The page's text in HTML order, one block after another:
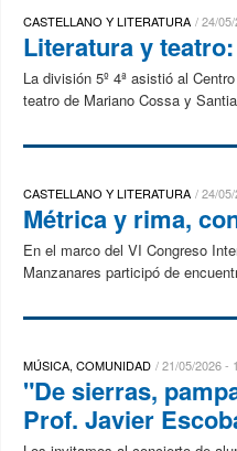
CASTELLANO Y LITERATURA 24/
Literatura y
La división 5º 4ª asistió al
teatro de Mariano Cossa y
CASTELLANO Y LITERATURA 24/
Métrica y rima,
En el marco del VI Congreso
Manzanares participó de
MÚSICA, COMUNIDAD 21/05/2026 -
"De sierras,
Prof. Javier